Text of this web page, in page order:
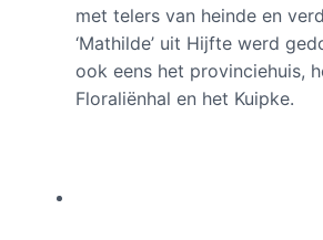
met telers van heinde en
‘Mathilde’ uit Hijfte werd
ook eens het provinciehuis,
Floraliënhal en het Kuipke.